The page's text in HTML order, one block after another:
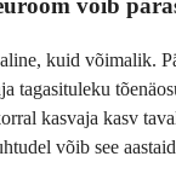
võib
kuid võimalik.
tagasituleku
kasvaja kasv
võib see